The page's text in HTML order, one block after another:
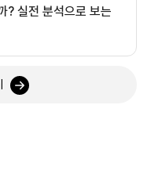
? 실전 분석으로 보는